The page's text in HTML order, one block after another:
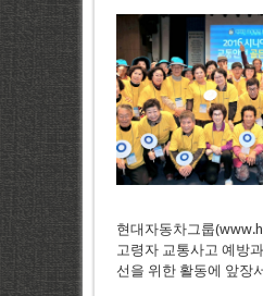
현대자동차그룹
고령자 교통사고 예방
선을 위한 활동에 앞장